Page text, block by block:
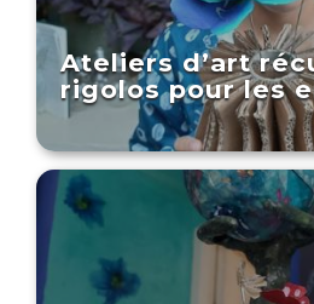
Ateliers d’art
rigolos pour les